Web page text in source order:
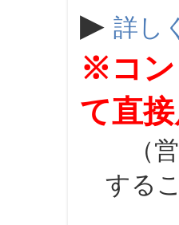
▶ 詳し
※コン
て直
（営
する